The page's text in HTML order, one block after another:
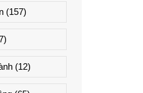
(157)
(12)